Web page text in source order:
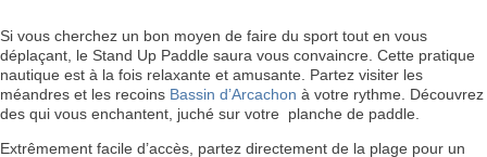
Si vous cherchez un bon moyen de faire du sport tout en vous
déplaçant, le Stand Up Paddle saura vous convaincre. Cette pratique
nautique est à la fois relaxante et amusante. Partez visiter les
méandres et les recoins Bassin d’Arcachon à votre rythme. Découvrez
des qui vous enchantent, juché sur votre planche de paddle.
Extrêmement facile d’accès, partez directement de la plage pour un